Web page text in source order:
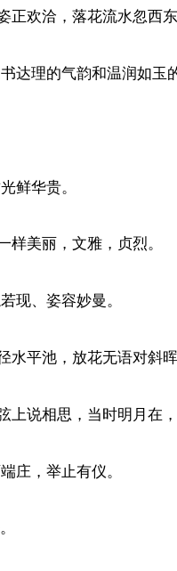
欢洽，落花流水忽西东
达理的气韵和温润如玉
鲜华贵。
样美丽，文雅，贞烈。
现、姿容妙曼。
平池，放花无语对斜晖
说相思，当时明月在，
庄，举止有仪。